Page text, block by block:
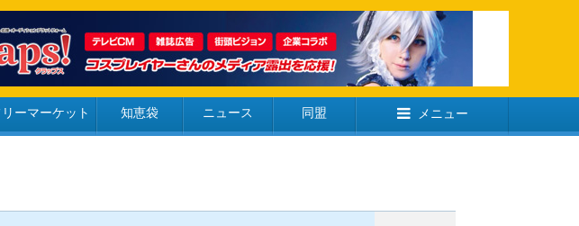
ーマーケット 知恵袋 ニュース 同盟 メニュー